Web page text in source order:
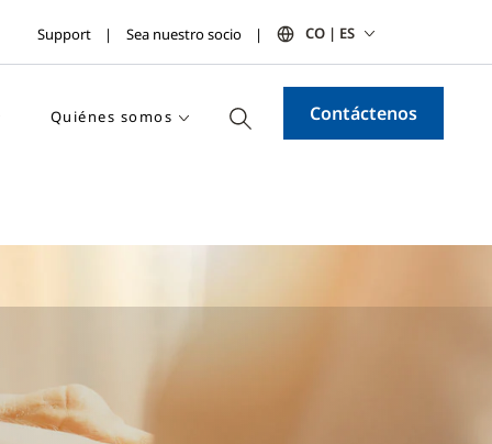
Support Sea nuestro socio CO | ES
Quiénes somos Contáctenos